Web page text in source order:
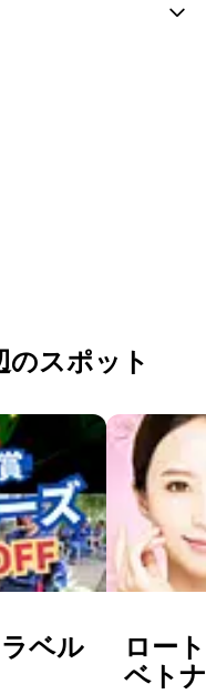
スポット
ベル ロー
ベト